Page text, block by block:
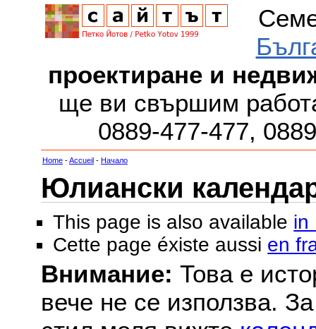
проектиране и
ще ви свършим
0889-477-477,
Home -Accueil - Начало
Юлиански
This page is also available in
Cette page éxiste aussi en
Внимание: Това е
вече не се използва.